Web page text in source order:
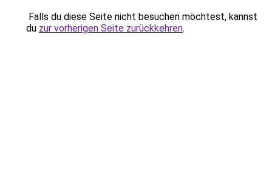
Falls du diese Seite nicht besuchen möchtest, kannst
du zur vorherigen Seite zurückkehren.